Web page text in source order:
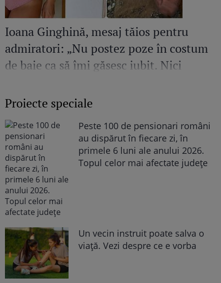
Ioana Ginghină, mesaj tăios pentru
admiratori: „Nu postez poze în costum
de baie ca să îmi găsesc iubit. Nici
Proiecte speciale
Peste 100 de pensionari români
au dispărut în fiecare zi, în
primele 6 luni ale anului 2026.
Topul celor mai afectate județe
Un vecin instruit poate salva o
viață. Vezi despre ce e vorba